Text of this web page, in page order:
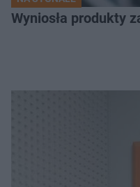
Wyniosła produkty